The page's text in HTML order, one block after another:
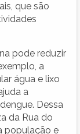
que são
pode reduzir
a
água e lixo
a
Dessa
da Rua do
população e